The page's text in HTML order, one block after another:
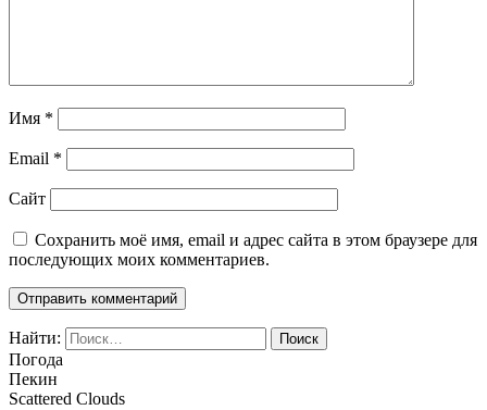
Имя *
Email *
Сайт
Сохранить моё имя, email и адрес сайта в этом браузере для
последующих моих комментариев.
Найти:
Погода
Пекин
Scattered Clouds